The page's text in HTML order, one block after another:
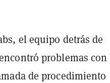
el equipo detrás de
problemas con
de procedimiento